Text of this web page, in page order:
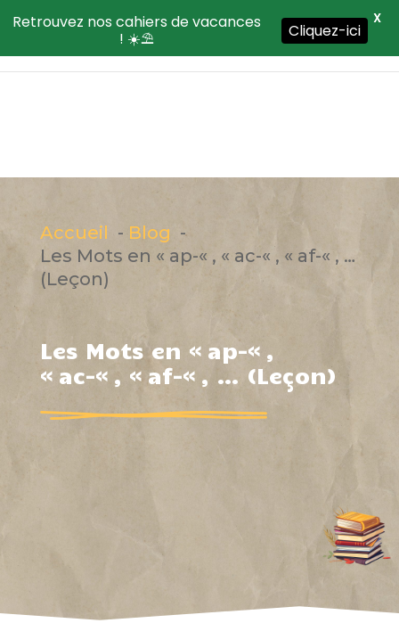
Accueil
Blog
Les Mots en « ap-« , « ac-« , « af-« , …
(Leçon)
Les Mots en « ap-« ,
« ac-« , « af-« , … (Leçon)
Retrouvez nos cahiers de vacances
! ☀️⛱️
Cliquez-ici
X